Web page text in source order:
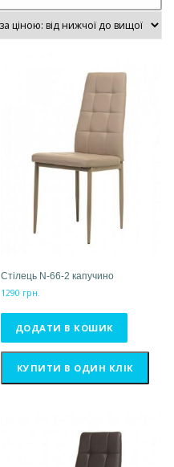
Стілець N-66-2 капучино
1290 грн.
ДОДАТИ В КОШИК
КУПИТИ В ОДИН КЛІК